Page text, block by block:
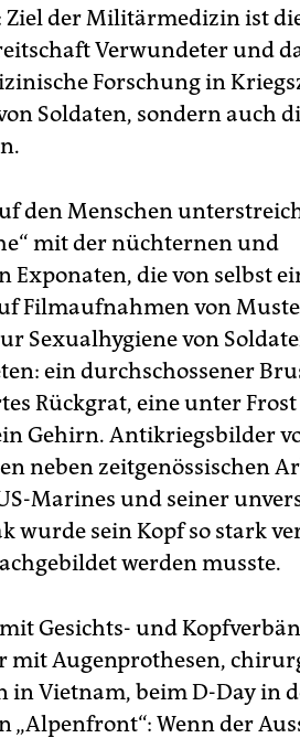
der Militärmedizin ist
Verwundeter und
Forschung in
Soldaten, sondern auch
den Menschen
mit der nüchternen und
Exponaten, die von selbst
Filmaufnahmen von
Sexualhygiene von
ein durchschossener
Rückgrat, eine unter Frost
Gehirn. Antikriegsbilder
neben zeitgenössischen
Marines und seiner
wurde sein Kopf so stark
werden musste.
Gesichts- und
mit Augenprothesen,
in Vietnam, beim D-Day in
„Alpenfront“: Wenn der